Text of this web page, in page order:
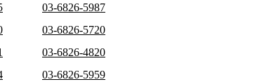
03-6826-5987
03-6826-5720
03-6826-4820
03-6826-5959